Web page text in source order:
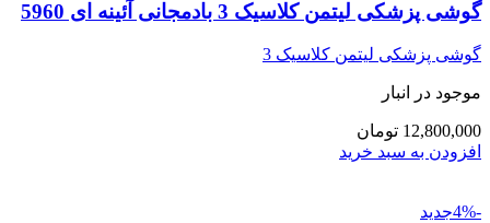
گوشی پزشکی لیتمن کلاسیک 3 بادمجانی آئینه ای 5960
گوشی پزشکی لیتمن کلاسیک 3
موجود در انبار
12,800,000 تومان
افزودن به سبد خرید
-4%جدید